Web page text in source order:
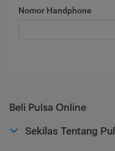
Nomor Handphone
Beli Pulsa Online
Sekilas Tentang